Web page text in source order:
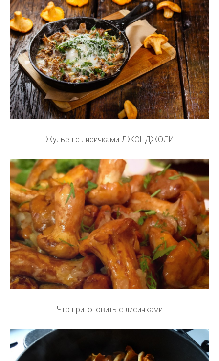
Жульен с лисичками ДЖОНДЖОЛИ
Что приготовить с лисичками